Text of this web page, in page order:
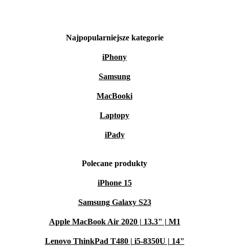
Najpopularniejsze kategorie
iPhony
Samsung
MacBooki
Laptopy
iPady
Polecane produkty
iPhone 15
Samsung Galaxy S23
Apple MacBook Air 2020 | 13.3" | M1
Lenovo ThinkPad T480 | i5-8350U | 14"